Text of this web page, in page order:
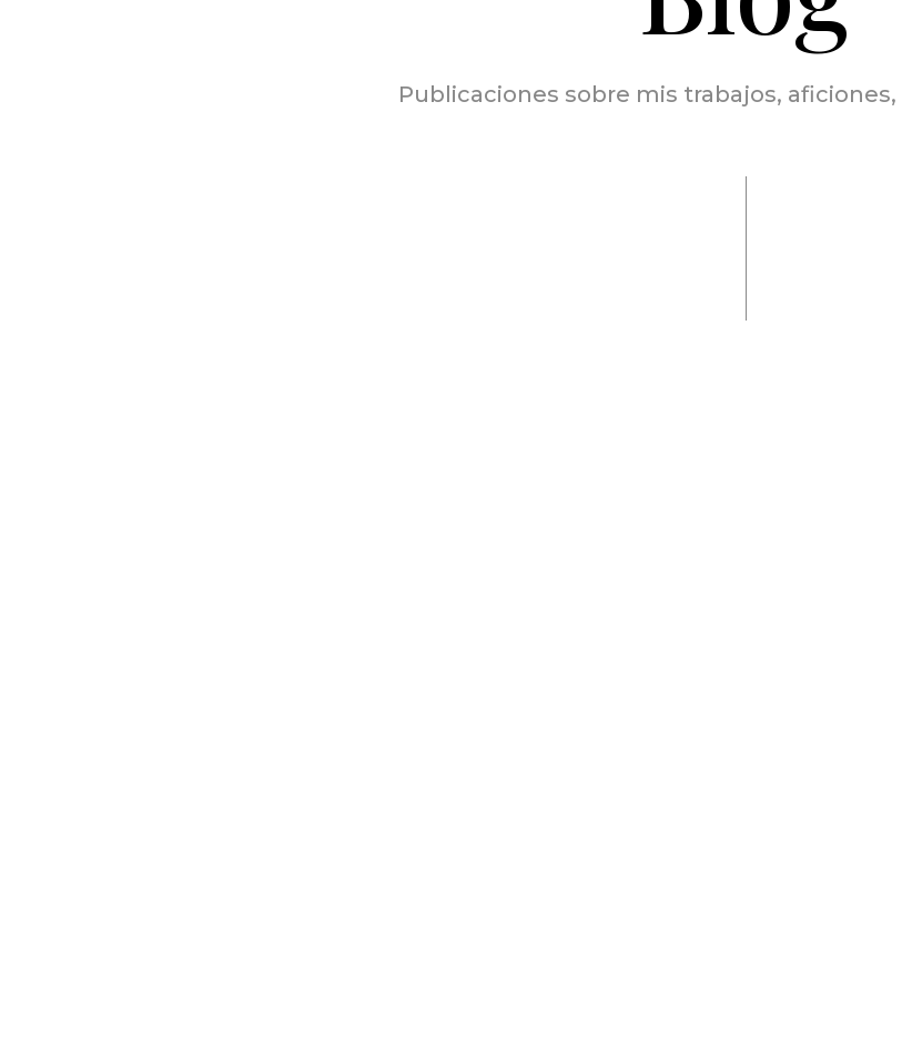
Publicaciones sobre mis trabajos,